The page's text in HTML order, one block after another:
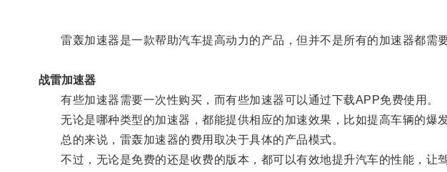
雷轰加速器是一款帮助汽车提高动力的产品，但并不是所有的加速器都需要
战雷加速器
有些加速器需要一次性购买，而有些加速器可以通过下载APP免费使用。
无论是哪种类型的加速器，都能提供相应的加速效果，比如提高车辆的爆发
总的来说，雷轰加速器的费用取决于具体的产品模式。
不过，无论是免费的还是收费的版本，都可以有效地提升汽车的性能，让驾